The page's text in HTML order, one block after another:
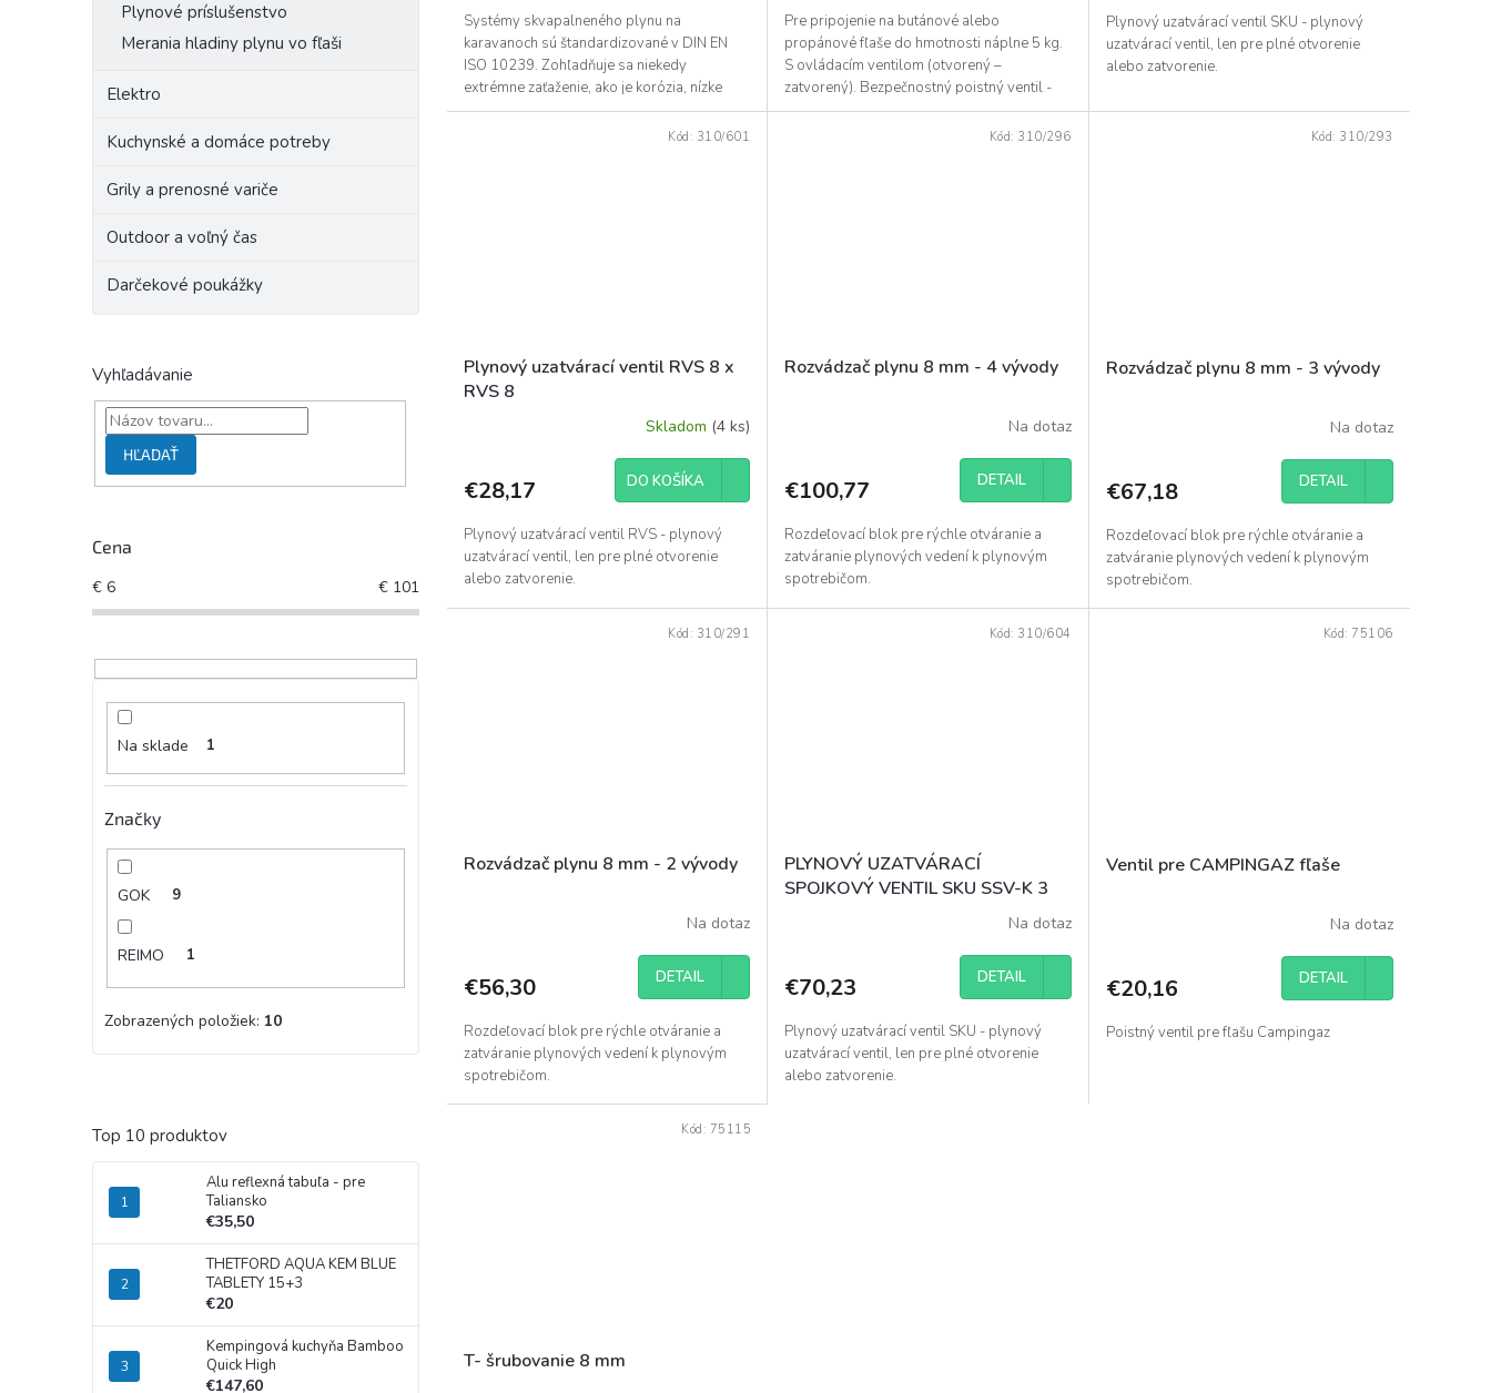
Plynové príslušenstvo
Merania hladiny plynu vo fľaši
Elektro
Kuchynské a domáce potreby
Grily a prenosné variče
Outdoor a voľný čas
Darčekové poukážky
Vyhľadávanie
HĽADAŤ
Cena
€ 6 € 101
Na sklade 1
Značky
GOK 9
REIMO 1
Zobrazených položiek: 10
Top 10 produktov
Alu reflexná tabuľa - pre
Taliansko
€35,50
THETFORD AQUA KEM BLUE
TABLETY 15+3
€20
Kempingová kuchyňa Bamboo
Quick High
€147,60
Systémy skvapalneného plynu na
karavanoch sú štandardizované v DIN EN
ISO 10239. Zohľadňuje sa niekedy
extrémne zaťaženie, ako je korózia, nízke
alebo vysoké teploty a silné...
Pre pripojenie na butánové alebo
propánové fľaše do hmotnosti náplne 5 kg.
S ovládacím ventilom (otvorený –
zatvorený). Bezpečnostný poistný ventil -
reakčný tlak 14 bar. CGV,...
Plynový uzatvárací ventil SKU - plynový
uzatvárací ventil, len pre plné otvorenie
alebo zatvorenie.
Plynový uzatvárací ventil RVS 8 x
RVS 8
Skladom (4 ks)
€28,17 DO KOŠÍKA
Plynový uzatvárací ventil RVS - plynový
uzatvárací ventil, len pre plné otvorenie
alebo zatvorenie.
Kód: 310/601
Rozvádzač plynu 8 mm - 4 vývody
Na dotaz
€100,77 DETAIL
Rozdeľovací blok pre rýchle otváranie a
zatváranie plynových vedení k plynovým
spotrebičom.
Kód: 310/296
Rozvádzač plynu 8 mm - 3 vývody
Na dotaz
€67,18 DETAIL
Rozdeľovací blok pre rýchle otváranie a
zatváranie plynových vedení k plynovým
spotrebičom.
Kód: 310/293
Rozvádzač plynu 8 mm - 2 vývody
Na dotaz
€56,30 DETAIL
Rozdeľovací blok pre rýchle otváranie a
zatváranie plynových vedení k plynovým
spotrebičom.
Kód: 310/291
PLYNOVÝ UZATVÁRACÍ
SPOJKOVÝ VENTIL SKU SSV-K 3
Na dotaz
€70,23 DETAIL
Plynový uzatvárací ventil SKU - plynový
uzatvárací ventil, len pre plné otvorenie
alebo zatvorenie.
Kód: 310/604
Ventil pre CAMPINGAZ fľaše
Na dotaz
€20,16 DETAIL
Poistný ventil pre fľašu Campingaz
Kód: 75106
T- šrubovanie 8 mm
Kód: 75115